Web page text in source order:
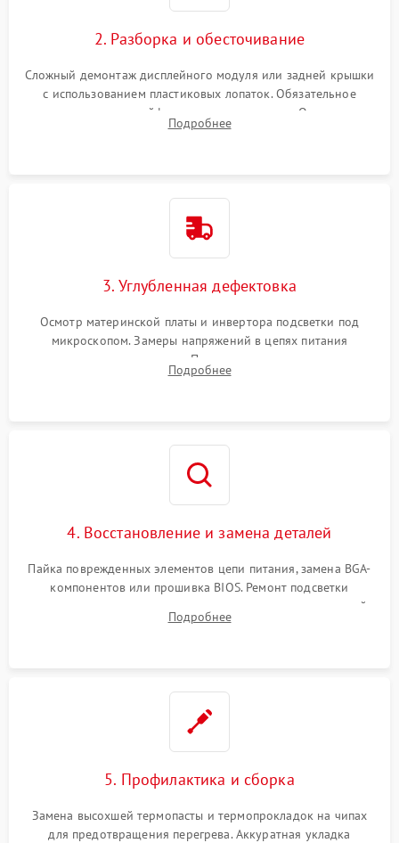
Повреждение внутренних проводов
Механические повреждения
Поломка батареи (если
Неисправность тачпада
1500 ₽ Подробнее →
1000 ₽
Неисправность BIOS 1500 ₽ Подробнее →
2. Разборка и обесточивание
Сложный демонтаж дисплейного модуля или задней крышки
с использованием пластиковых лопаток. Обязательное
отключение шлейфов матрицы и питания. Очистка
массивной системы охлаждения от скопившейся пыли.
Подробнее
3. Углубленная дефектовка
Осмотр материнской платы и инвертора подсветки под
микроскопом. Замеры напряжений в цепях питания
процессора и видеокарты. Проверка состояния жесткого
диска и оперативной памяти с помощью POST-карт и
Подробнее
4. Восстановление и замена деталей
Пайка поврежденных элементов цепи питания, замена BGA-
компонентов или прошивка BIOS. Ремонт подсветки
матрицы, замена неисправного накопителя на скоростной
SSD или установка новых модулей памяти.
Подробнее
5. Профилактика и сборка
Замена высохшей термопасты и термопрокладок на чипах
для предотвращения перегрева. Аккуратная укладка